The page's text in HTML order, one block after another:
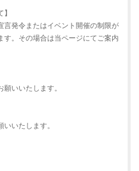
言発令またはイベント開催の制限が
。その場合は当ページにてご案内
いいたします。
いたします。